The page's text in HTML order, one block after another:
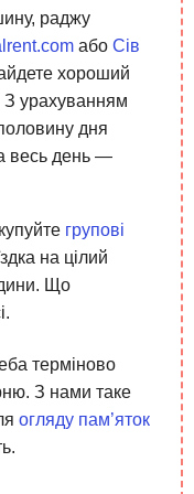
раджу
або Сів
хороший
З урахуванням
дня
весь день —
групові
на цілий
Що
терміново
З нами таке
огляду пам’яток